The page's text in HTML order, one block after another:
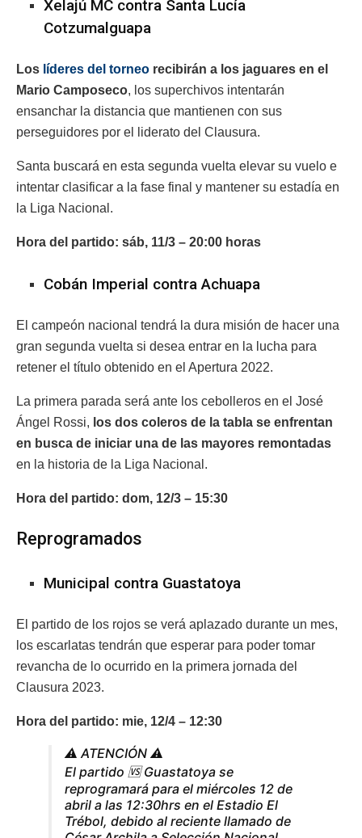
Xelajú MC contra Santa Lucía
Cotzumalguapa
Los líderes del torneo recibirán a los jaguares en el
Mario Camposeco, los superchivos intentarán
ensanchar la distancia que mantienen con sus
perseguidores por el liderato del Clausura.
Santa buscará en esta segunda vuelta elevar su vuelo e
intentar clasificar a la fase final y mantener su estadía en
la Liga Nacional.
Hora del partido: sáb, 11/3 – 20:00 horas
Cobán Imperial contra Achuapa
El campeón nacional tendrá la dura misión de hacer una
gran segunda vuelta si desea entrar en la lucha para
retener el título obtenido en el Apertura 2022.
La primera parada será ante los cebolleros en el José
Ángel Rossi, los dos coleros de la tabla se enfrentan
en busca de iniciar una de las mayores remontadas
en la historia de la Liga Nacional.
Hora del partido: dom, 12/3 – 15:30
Reprogramados
Municipal contra Guastatoya
El partido de los rojos se verá aplazado durante un mes,
los escarlatas tendrán que esperar para poder tomar
revancha de lo ocurrido en la primera jornada del
Clausura 2023.
Hora del partido: mie, 12/4 – 12:30
⚠️ ATENCIÓN ⚠️
El partido 🆚 Guastatoya se
reprogramará para el miércoles 12 de
abril a las 12:30hrs en el Estadio El
Trébol, debido al reciente llamado de